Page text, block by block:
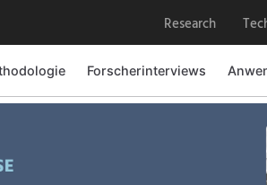
Research
Forscherinterviews